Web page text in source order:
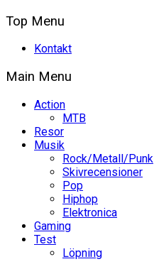
Top Menu
Kontakt
Main Menu
Action
MTB
Resor
Musik
Rock/Metall/Punk
Skivrecensioner
Pop
Hiphop
Elektronica
Gaming
Test
Löpning